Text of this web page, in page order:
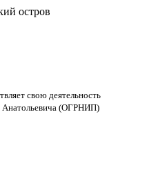
остров
свою деятельность
Анатольевича (ОГРНИП)